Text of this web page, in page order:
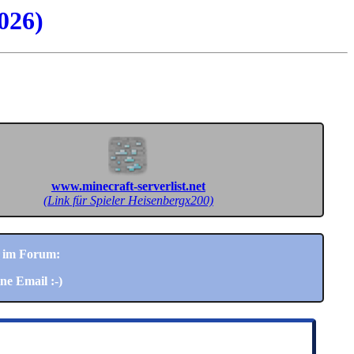
www.minecraft-serverlist.net
(Link für Spieler Heisenbergx200)
Forum:
Email :-)